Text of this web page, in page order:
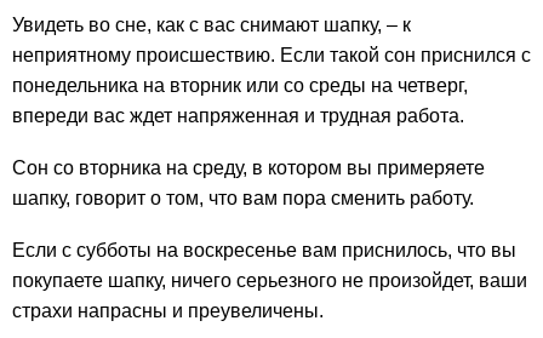
Увидеть во сне, как с вас снимают шапку, – к
неприятному происшествию. Если такой сон приснился с
понедельника на вторник или со среды на четверг,
впереди вас ждет напряженная и трудная работа.
Сон со вторника на среду, в котором вы примеряете
шапку, говорит о том, что вам пора сменить работу.
Если с субботы на воскресенье вам приснилось, что вы
покупаете шапку, ничего серьезного не произойдет, ваши
страхи напрасны и преувеличены.